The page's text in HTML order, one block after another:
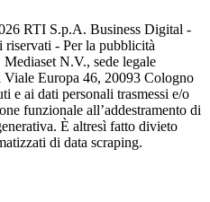
RTI S.p.A. Business Digital -
- Per la pubblicità
N.V., sede legale
Europa 46, 20093 Cologno
e ai dati personali trasmessi e/o
funzionale all’addestramento di
È altresì fatto divieto
di data scraping.